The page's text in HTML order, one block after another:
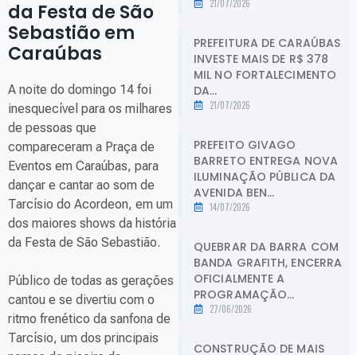
da Festa de São
Sebastião em
Caraúbas
A noite do domingo 14 foi
inesquecível para os milhares
de pessoas que
compareceram a Praça de
Eventos em Caraúbas, para
dançar e cantar ao som de
Tarcísio do Acordeon, em um
dos maiores shows da história
da Festa de São Sebastião.
Público de todas as gerações
cantou e se divertiu com o
ritmo frenético da sanfona de
Tarcísio, um dos principais
21/07/2026
PREFEITURA DE CARAÚBAS
INVESTE MAIS DE R$ 378
MIL NO FORTALECIMENTO
DA...
21/07/2026
PREFEITO GIVAGO
BARRETO ENTREGA NOVA
ILUMINAÇÃO PÚBLICA DA
AVENIDA BEN...
14/07/2026
QUEBRAR DA BARRA COM
BANDA GRAFITH, ENCERRA
OFICIALMENTE A
PROGRAMAÇÃO...
27/06/2026
CONSTRUÇÃO DE MAIS